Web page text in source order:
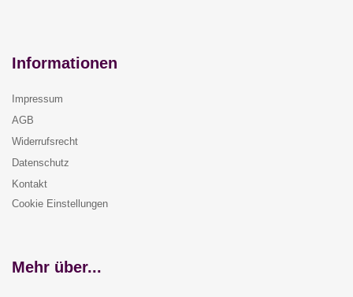
Informationen
Impressum
AGB
Widerrufsrecht
Datenschutz
Kontakt
Cookie Einstellungen
Mehr über...